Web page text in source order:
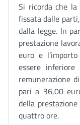
Si ricorda che la
fissata dalle
dalla legge. In
prestazione
euro e
essere
remunerazione
pari a 36,00
della
quattro ore.